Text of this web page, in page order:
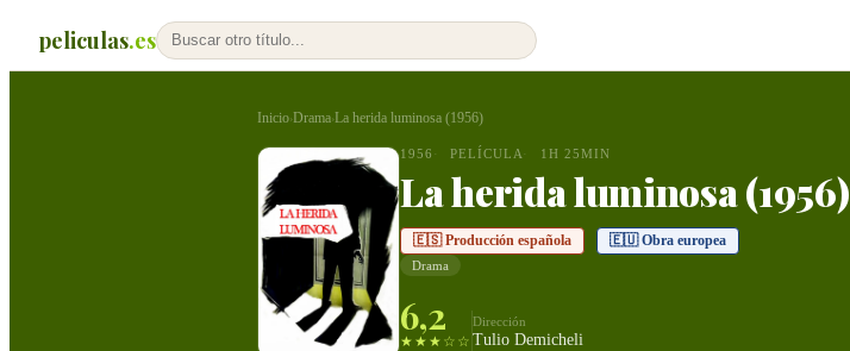
peliculas.es
Inicio›Drama›La herida luminosa (1956)
1956 PELÍCULA 1H 25MIN
La herida luminosa (1956)
🇪🇸 Producción española 🇪🇺 Obra europea
Drama
6,2
★★★☆☆
Dirección
Tulio Demicheli